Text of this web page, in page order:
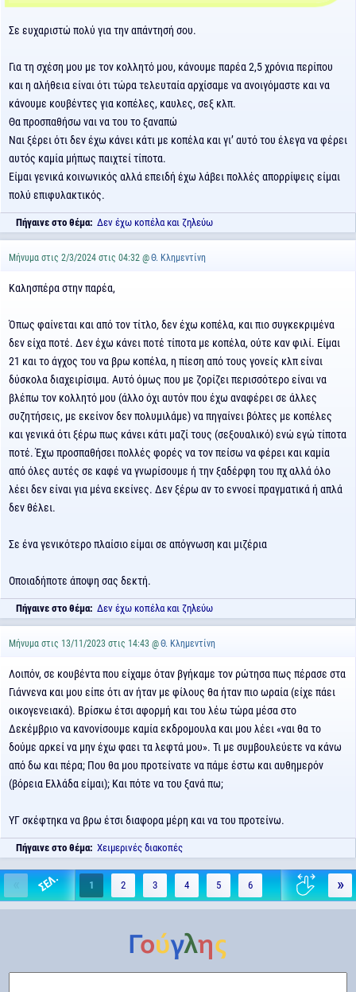
Σε ευχαριστώ πολύ για την απάντησή σου.
Για τη σχέση μου με τον κολλητό μου, κάνουμε παρέα 2,5 χρόνια περίπου
και η αλήθεια είναι ότι τώρα τελευταία αρχίσαμε να ανοιγόμαστε και να
κάνουμε κουβέντες για κοπέλες, καυλες, σεξ κλπ.
Θα προσπαθήσω ναι να του το ξαναπώ
Ναι ξέρει ότι δεν έχω κάνει κάτι με κοπέλα και γι’ αυτό του έλεγα να φέρει
αυτός καμία μήπως παιχτεί τίποτα.
Είμαι γενικά κοινωνικός αλλά επειδή έχω λάβει πολλές απορρίψεις είμαι
πολύ επιφυλακτικός.
Πήγαινε στο θέμα: Δεν έχω κοπέλα και ζηλεύω
Μήνυμα στις 2/3/2024 στις 04:32 @Θ. Κλημεντίνη
Καλησπέρα στην παρέα,
Όπως φαίνεται και από τον τίτλο, δεν έχω κοπέλα, και πιο συγκεκριμένα
δεν είχα ποτέ. Δεν έχω κάνει ποτέ τίποτα με κοπέλα, ούτε καν φιλί. Είμαι
21 και το άγχος του να βρω κοπέλα, η πίεση από τους γονείς κλπ είναι
δύσκολα διαχειρίσιμα. Αυτό όμως που με ζορίζει περισσότερο είναι να
βλέπω τον κολλητό μου (άλλο όχι αυτόν που έχω αναφέρει σε άλλες
συζητήσεις, με εκείνον δεν πολυμιλάμε) να πηγαίνει βόλτες με κοπέλες
και γενικά ότι ξέρω πως κάνει κάτι μαζί τους (σεξουαλικό) ενώ εγώ τίποτα
ποτέ. Έχω προσπαθήσει πολλές φορές να τον πείσω να φέρει και καμία
από όλες αυτές σε καφέ να γνωρίσουμε ή την ξαδέρφη του πχ αλλά όλο
λέει δεν είναι για μένα εκείνες. Δεν ξέρω αν το εννοεί πραγματικά ή απλά
δεν θέλει.
Σε ένα γενικότερο πλαίσιο είμαι σε απόγνωση και μιζέρια
Οποιαδήποτε άποψη σας δεκτή.
Πήγαινε στο θέμα: Δεν έχω κοπέλα και ζηλεύω
Μήνυμα στις 13/11/2023 στις 14:43 @Θ. Κλημεντίνη
Λοιπόν, σε κουβέντα που είχαμε όταν βγήκαμε τον ρώτησα πως πέρασε στα
Γιάννενα και μου είπε ότι αν ήταν με φίλους θα ήταν πιο ωραία (είχε πάει
οικογενειακά). Βρίσκω έτσι αφορμή και του λέω τώρα μέσα στο
Δεκέμβριο να κανονίσουμε καμία εκδρομουλα και μου λέει «ναι θα το
δούμε αρκεί να μην έχω φαει τα λεφτά μου». Τι με συμβουλεύετε να κάνω
από δω και πέρα; Που θα μου προτείνατε να πάμε έστω και αυθημερόν
(βόρεια Ελλάδα είμαι); Και πότε να του ξανά πω;
ΥΓ σκέφτηκα να βρω έτσι διαφορα μέρη και να του προτείνω.
Πήγαινε στο θέμα: Χειμερινές διακοπές
1 2 3 4 5 6 »